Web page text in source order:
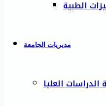
الطبية
مديريات الجامعة
الدراسات العليا